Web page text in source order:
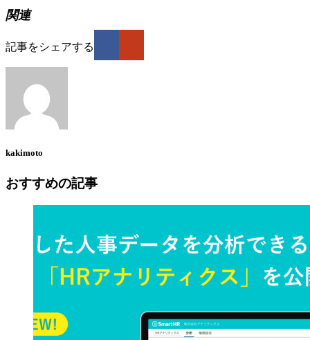
関連
記事をシェアする
kakimoto
おすすめの記事